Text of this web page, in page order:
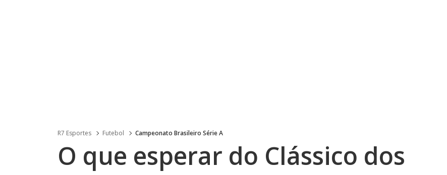
R7 Esportes Futebol Campeonato Brasileiro Série A
O que esperar do Clássico dos